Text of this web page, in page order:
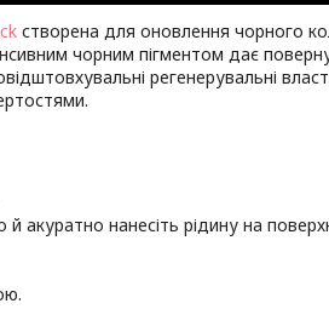
створена для оновлення чорного
чорним пігментом дає
регенерувальні
й акуратно нанесіть рідину на